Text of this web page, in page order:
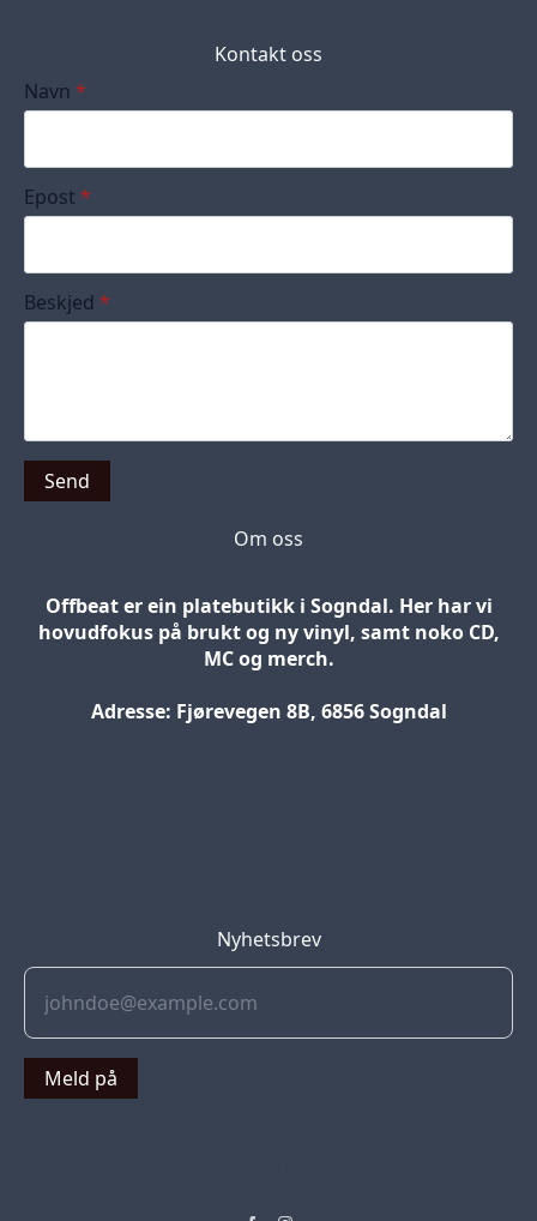
Kontakt oss
Navn *
Epost *
Beskjed *
Send
Om oss
Offbeat er ein platebutikk i Sogndal. Her har vi
hovudfokus på brukt og ny vinyl, samt noko CD,
MC og merch.
Adresse: Fjørevegen 8B, 6856 Sogndal
Nyhetsbrev
Meld på